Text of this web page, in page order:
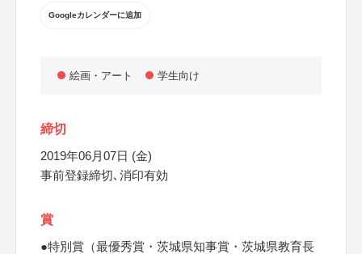
Googleカレンダーに追加
絵画・アート 学生向け
締切
2019年06月07日 (金)
事前登録締切､消印有効
賞
●特別賞（最優秀賞・茨城県知事賞・茨城県教育長